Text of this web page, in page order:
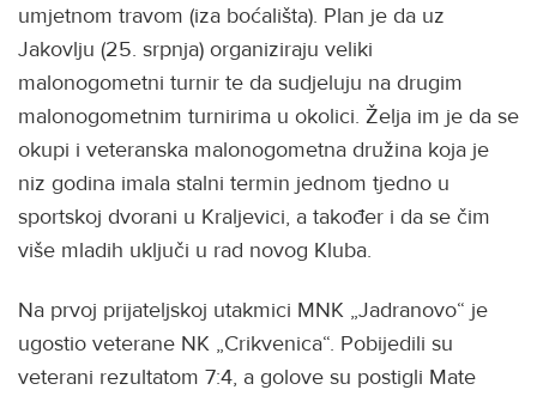
umjetnom travom (iza boćališta). Plan je da uz
Jakovlju (25. srpnja) organiziraju veliki
malonogometni turnir te da sudjeluju na drugim
malonogometnim turnirima u okolici. Želja im je da se
okupi i veteranska malonogometna družina koja je
niz godina imala stalni termin jednom tjedno u
sportskoj dvorani u Kraljevici, a također i da se čim
više mladih uključi u rad novog Kluba.
Na prvoj prijateljskoj utakmici MNK „Jadranovo“ je
ugostio veterane NK „Crikvenica“. Pobijedili su
veterani rezultatom 7:4, a golove su postigli Mate